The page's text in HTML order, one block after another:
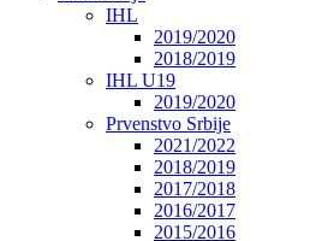
IHL
2019/2020
2018/2019
IHL U19
2019/2020
Prvenstvo Srbije
2021/2022
2018/2019
2017/2018
2016/2017
2015/2016